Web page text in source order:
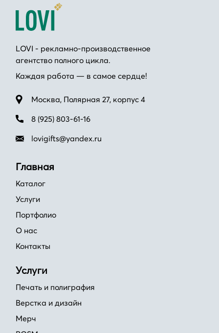
LOVI - рекламно-производственное
агентство полного цикла.
Каждая работа — в самое сердце!
Москва, Полярная 27, корпус 4
8 (925) 803-61-16
lovigifts@yandex.ru
Главная
Каталог
Услуги
Портфолио
О нас
Контакты
Услуги
Печать и полиграфия
Верстка и дизайн
Мерч